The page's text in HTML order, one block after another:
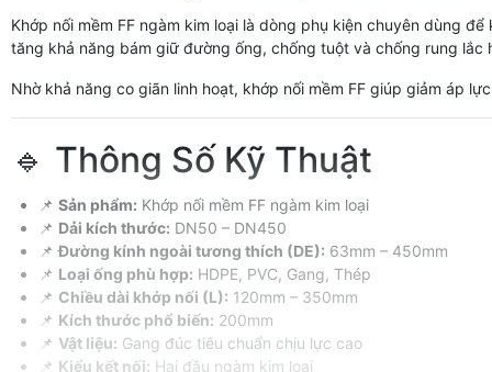
Khớp nối mềm FF ngàm kim loại là dòng phụ kiện chuyên dùng
tăng khả năng bám giữ đường ống, chống tuột và chống rung lắc
Nhờ khả năng co giãn linh hoạt, khớp nối mềm FF giúp giảm áp
🔹 Thông Số Kỹ Thuật
📌 Sản phẩm: Khớp nối mềm FF ngàm kim loại
📌 Dải kích thước: DN50 – DN450
📌Đường kính ngoài tương thích (DE): 63mm – 450mm
📌 Loại ống phù hợp: HDPE, PVC, Gang, Thép
📌 Chiều dài khớp nối (L): 120mm – 350mm
📌 Kích thước phổ biến: 200mm
📌 Vật liệu: Gang đúc tiêu chuẩn chịu lực cao
📌 Kiểu kết nối: Hai đầu ngàm kim loại